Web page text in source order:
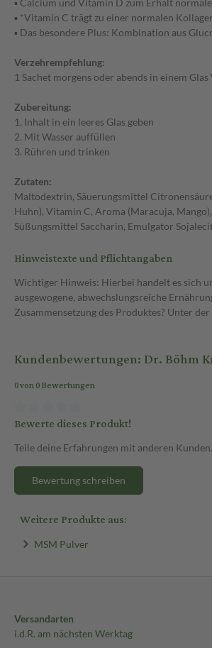
▪ Calcium und Vitamin D zum Erhalt
▪ *Vitamin C trägt zu einer normalen
▪ Das besondere Plus: Kombination aus
Verzehrempfehlung:
1 Sachet morgens oder abends in einem
Zubereitung:
1. Inhalt in ein leeres Glas geben
2. Mit Wasser auffüllen
3. Rühren und trinken
Zutaten:
Maltodextrin, Säuerungsmittel
Huhn), Vitamin C, Aroma (Maracuja,
Süßungsmittel Saccharin, Emulgator
Hinweistexte und Pflichtangaben
Wichtiger Hinweis: Hierbei handelt es sich
ausgewogene, abwechslungsreiche
Zusammensetzung des Produktes? Unter
Kundenbewertungen: Dr. Böhm
0 von 0 Bewertungen
Bewerte dieses Produkt!
Teile deine Erfahrungen mit anderen Kunden.
Bewertung schreiben
Weitere Produkte aus:
MSM Pulver
Versandarten
i.d.R. am nächsten Werktag